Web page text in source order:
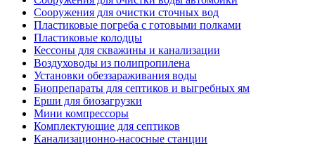
Сооружения для очистки сточных вод
Пластиковые погреба с готовыми полками
Пластиковые колодцы
Кессоны для скважины и канализации
Воздуховоды из полипропилена
Установки обеззараживания воды
Биопрепараты для септиков и выгребных ям
Ерши для биозагрузки
Мини компрессоры
Комплектующие для септиков
Канализационно-насосные станции